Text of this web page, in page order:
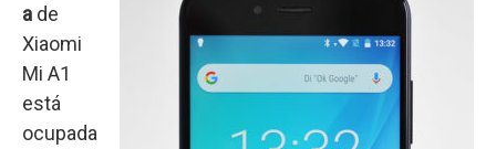
a de
Xiaomi
Mi A1
está
ocupada